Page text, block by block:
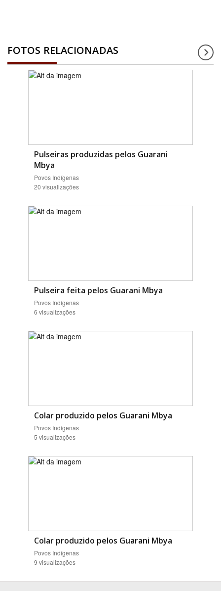
FOTOS RELACIONADAS
Pulseiras produzidas pelos Guarani
Mbya
Povos Indígenas
20 visualizações
Pulseira feita pelos Guarani Mbya
Povos Indígenas
6 visualizações
Colar produzido pelos Guarani Mbya
Povos Indígenas
5 visualizações
Colar produzido pelos Guarani Mbya
Povos Indígenas
9 visualizações